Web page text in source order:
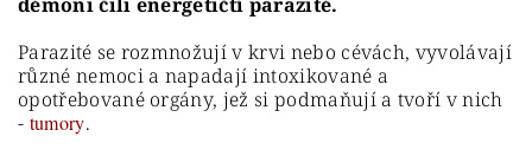
Parazité se rozmnožují v krvi nebo cévách, vyvolávají
různé nemoci a napadají intoxikované a
opotřebované orgány, jež si podmaňují a tvoří v nich
- tumory.